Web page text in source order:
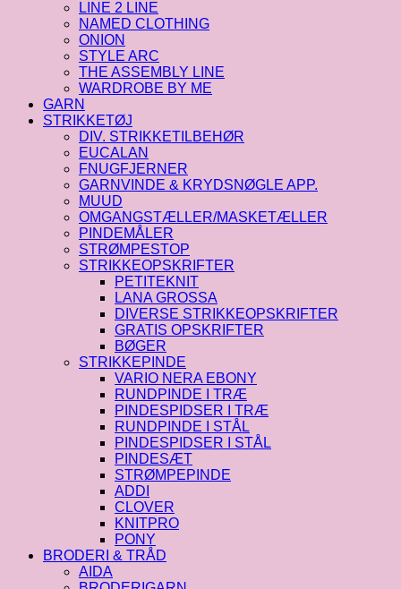
LINE 2 LINE
NAMED CLOTHING
ONION
STYLE ARC
THE ASSEMBLY LINE
WARDROBE BY ME
GARN
STRIKKETØJ
DIV. STRIKKETILBEHØR
EUCALAN
FNUGFJERNER
GARNVINDE & KRYDSNØGLE APP.
MUUD
OMGANGSTÆLLER/MASKETÆLLER
PINDEMÅLER
STRØMPESTOP
STRIKKEOPSKRIFTER
PETITEKNIT
LANA GROSSA
DIVERSE STRIKKEOPSKRIFTER
GRATIS OPSKRIFTER
BØGER
STRIKKEPINDE
VARIO NERA EBONY
RUNDPINDE I TRÆ
PINDESPIDSER I TRÆ
RUNDPINDE I STÅL
PINDESPIDSER I STÅL
PINDESÆT
STRØMPEPINDE
ADDI
CLOVER
KNITPRO
PONY
BRODERI & TRÅD
AIDA